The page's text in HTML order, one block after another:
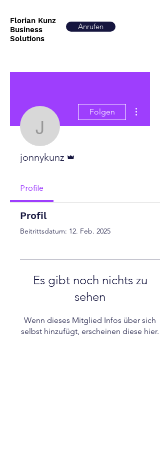
Florian Kunz
Business
Solutions
Anrufen
jonnykunz
Folgen
jonnykunz
Profile
Profil
Beitrittsdatum: 12. Feb. 2025
Es gibt noch nichts zu
sehen
Wenn dieses Mitglied Infos über sich
selbst hinzufügt, erscheinen diese hier.